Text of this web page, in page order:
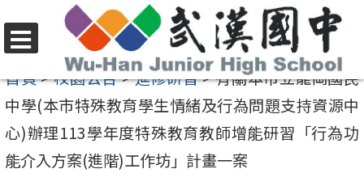
至
要
內
容
選
單
首頁>校園公告>進修研習>有關本市立龍岡國民
中學(本市特殊教育學生情緒及行為問題支持資源中
心)辦理113學年度特殊教育教師增能研習「行為功
能介入方案(進階)工作坊」計畫一案